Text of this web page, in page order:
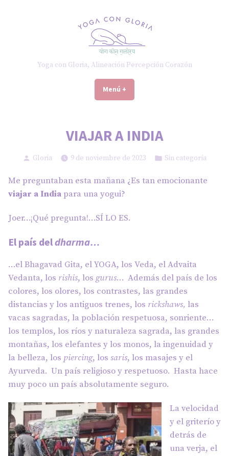
Yoga con Gloria, Alineación Percepción Corazón
Menú +
VIAJAR A INDIA
Publicado
Gloria 9 de noviembre de 2023
Publicado
Sin categoría
Me preguntaban esta mañana ¿Es tan emocionante
viajar a Indiapara una yogui?
Joer…¡Qué pregunta!…SÍ LO ES.
El país deldharma…
…el Bhagavad Gita, el YOGA, los Veda, el Advaita
Vedanta, los rishis, los gurus… Además del país de los
colores, los olores, los contrastes, las grandes
distancias y los antiguos trenes, los rickshaws, las
vacas sagradas, la población respetuosa, sonriente…
los templos, los ríos y naturaleza sagrada, las grandes
montañas, los elefantes y los monos, la ingenuidad y
la belleza, los piercing, los saris, los masajes y el
Ayurveda. Un país religioso y respetuoso. Hasta hace
muy poco un país absolutamente seguro.
La velocidad
y el griterío y
detrás de
una verja, el